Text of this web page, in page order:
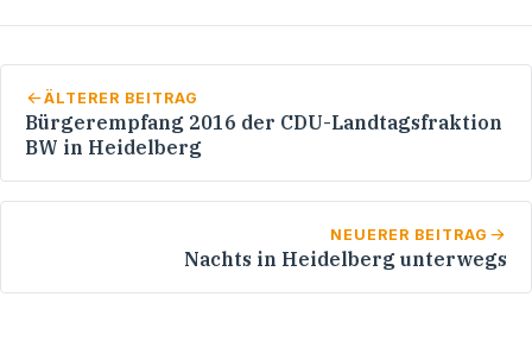
ÄLTERER BEITRAG
Bürgerempfang 2016 der CDU-Landtagsfraktion
BW in Heidelberg
NEUERER BEITRAG
Nachts in Heidelberg unterwegs